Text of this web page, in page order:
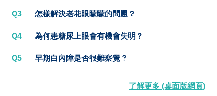
Q3 怎樣解決老花眼矇矇的問題？
Q4 為何患糖尿上眼會有機會失明？
Q5 早期白內障是否很難察覺？
了解更多 (桌面版網頁)